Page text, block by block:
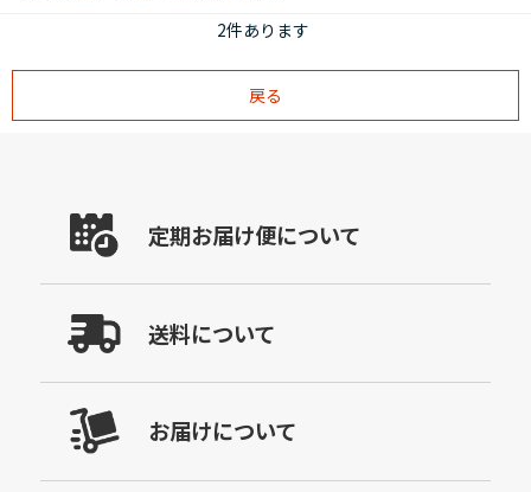
2件あります
定期お届け便について
送料について
お届けについて